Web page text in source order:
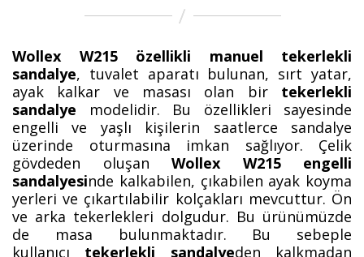
Wollex W215 özellikli manuel tekerlekli
sandalye, tuvalet aparatı bulunan, sırt yatar,
ayak kalkar ve masası olan bir tekerlekli
sandalye modelidir. Bu özellikleri sayesinde
engelli ve yaşlı kişilerin saatlerce sandalye
üzerinde oturmasına imkan sağlıyor. Çelik
gövdeden oluşan Wollex W215 engelli
sandalyesinde kalkabilen, çıkabilen ayak koyma
yerleri ve çıkartılabilir kolçakları mevcuttur. Ön
ve arka tekerlekleri dolgudur. Bu ürünümüzde
de masa bulunmaktadır. Bu sebeple
kullanıcı tekerlekli sandalyeden kalkmadan